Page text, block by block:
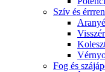
Szív és
Visszér
Fog és